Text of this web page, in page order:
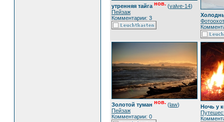
утренняя тайга нов. (valve-14)
Пейзаж
Комментарии: 3
Золотой туман нов. (law)
Пейзаж
Комментарии: 0
Ночь у